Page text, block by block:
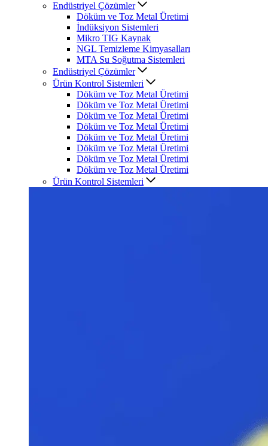
Endüstriyel Çözümler
Döküm ve Toz Metal Üretimi
İndüksiyon Sistemleri
Mikro TIG Kaynak
NGL Temizleme Kimyasalları
MTA Su Soğutma Sistemleri
Endüstriyel Çözümler
Ürün Kontrol Sistemleri
Döküm ve Toz Metal Üretimi
Döküm ve Toz Metal Üretimi
Döküm ve Toz Metal Üretimi
Döküm ve Toz Metal Üretimi
Döküm ve Toz Metal Üretimi
Döküm ve Toz Metal Üretimi
Döküm ve Toz Metal Üretimi
Döküm ve Toz Metal Üretimi
Ürün Kontrol Sistemleri